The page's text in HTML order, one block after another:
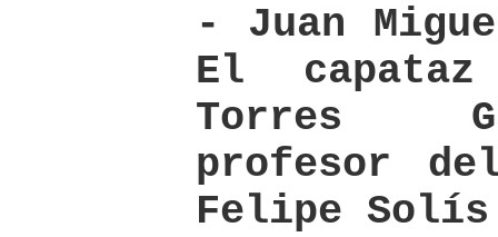
- Juan
El
Torres
profesor
Felipe